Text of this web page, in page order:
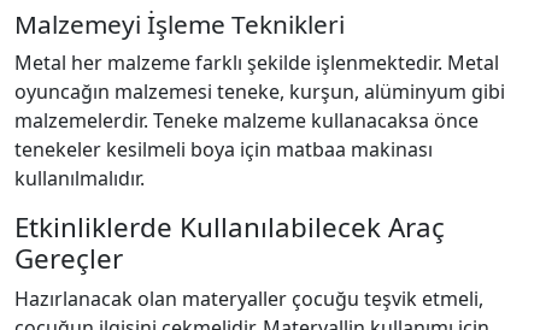
Malzemeyi İşleme Teknikleri
Metal her malzeme farklı şekilde işlenmektedir. Metal
oyuncağın malzemesi teneke, kurşun, alüminyum gibi
malzemelerdir. Teneke malzeme kullanacaksa önce
tenekeler kesilmeli boya için matbaa makinası
kullanılmalıdır.
Etkinliklerde Kullanılabilecek Araç
Gereçler
Hazırlanacak olan materyaller çocuğu teşvik etmeli,